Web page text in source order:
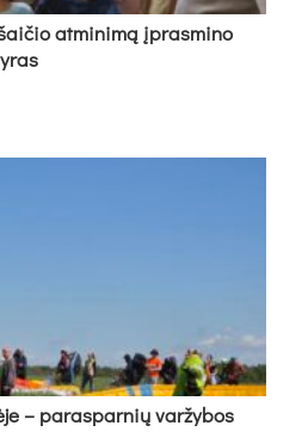
at­mi­ni­mą įpras­mi­no
– pa­ras­par­nių var­žy­bos